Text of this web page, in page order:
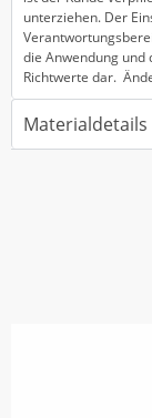
unterziehen. Der
die Anwendung und
Richtwerte dar.